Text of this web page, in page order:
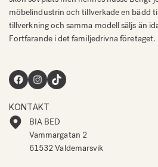
möbelindustrin och tillverkade en bädd
tillverkning och samma modell säljs än
Fortfarande i det familjedrivna företaget.
Facebook Instagram TikTok
KONTAKT
BIA BED
Vammargatan 2
61532 Valdemarsvik